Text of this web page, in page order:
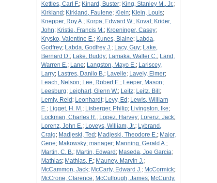
Kettles, Carl F.; Kinard, Buster; King, Stanley M., Jr.;
Kirkland ; Kirkland, Faulene; Klein; Klein, Louis;
Knepper, Roy A.; Korpa, Edward W.; Koval ; Krider,
John; Kristie, Francis M.; Kroeninger, Casey;
Krysko, Valentine E.; Kunes, Blaine; Labda,
Godfrey; Labda, Godfrey J.; Lacy, Guy; Lake,
Bernard D.; Lake, Buddy; Lamaka, Walter C.; Land,
Warren E.; Lane; Langston, Mayo E.; Lariscey,
Larry; Lastres, Danilo B.; Lavelle; Lavely, Elmer;
Leach, Nelson; Lee, Robert E.; Leeper, Mason;
Leesburg; Leiphart, Glenn W.; Leitz; Leitz, Bill ;
Lemly, Reid ; Leonhardt; Levy, Ed ; Lewis, William
E.; Ligget, H. M.; Lisberger, Philip; Livingston, Ike;
Lockman, Charles R.; Lopez, Harvey; Lorenz, Jack;
Lorenz, John E.; Loveys, William, Jr.; Lybrand,
Craig; Madjeski, Ted ; Madjeski, Theodore E.; Major,
Gene; Makowsky; manager; Manning, Gerald A.;
Martin, C. B.; Martin, Edward ; Maseda, Joe Garcia;
Mathias; Mathias, F.; Mauney, Marvin J.;
McCammon, Jack; McCarty, Edward J.; McCormick;
McCrone, Clarence; McCullough, James; McCurdy,